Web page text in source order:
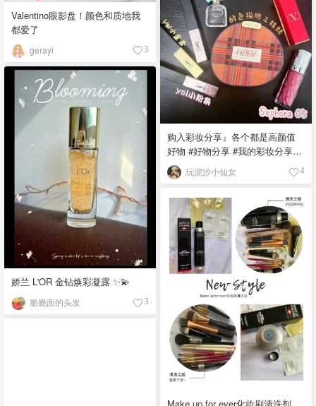
Valentino眼影盘！颜色和质地我
都爱了
gerayi 3
购入彩妆分享』各个都是高颜值
好物 #好物分享 #我的彩妆分享 #
彩妆分享 #彩妆分享 #爱用物分享
#彩妆 #好物分享 #平价彩妆 #高
眼影盘 这款种草了超级久主要是
那个印花我太喜欢了，二姐的不
是很好买，但是大姐的已经下单
了，还在路上～粉质凑合颜色比
较适合日常！ 2️⃣丝芙兰05老网红
唇釉 怎么说呢！颜色是可以的，
就是真的很黏啊就是让嘴巴很不
舒服，然后还有一丝丝清凉盆不
过这么便宜就原谅他了 3️⃣Ysl小金
条 打折的时候买的，比较干但是
还好 买的都是热门色号，别质感
很高级，YsI出的产品都是颜值爆
表 4️⃣华伦天奴口红 外壳真的特别
玩泥沙小仙女 4
娇兰 L'OR 金钻焕彩凝露 ✨💫
脆脆面的头发 3